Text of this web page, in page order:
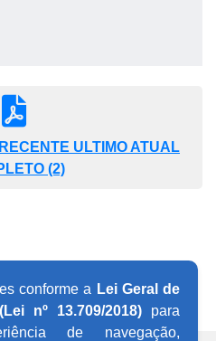
ULTIMO ATUAL
(2)
TOPO
conforme a Lei Geral de
nº 13.709/2018) para
de navegação,